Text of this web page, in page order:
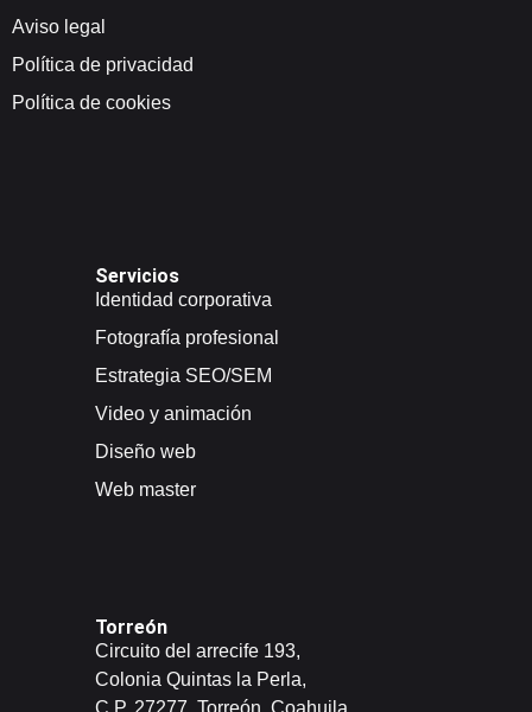
Aviso legal
Política de privacidad
Política de cookies
Servicios
Identidad corporativa
Fotografía profesional
Estrategia SEO/SEM
Video y animación
Diseño web
Web master
Torreón
Circuito del arrecife 193,
Colonia Quintas la Perla,
C.P. 27277, Torreón, Coahuila